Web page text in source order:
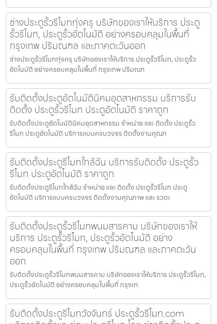
ช่างประตูรั้วรีโมททุ่งครุ บริษัทของเราให้บริการ ประตู
รั้วรีโมท, ประตูรั้วอัตโนมัติ อย่างครอบคลุมในพื้นที่
กรุงเทพ ปริมณฑล และภาคตะวันออก
ช่างประตูรั้วรีโมททุ่งครุ บริษัทของเราให้บริการ ประตูรั้วรีโมท, ประตูรั้ว
อัตโนมัติ อย่างครอบคลุมในพื้นที่ กรุงเทพ ปริมณฑ
รับติดตั้งประตูอัตโนมัตินิคมอุตสาหกรรม บริการรับ
ติดตั้ง ประตูรั้วรีโมท ประตูอัตโนมัติ ราคาถูก
รับติดตั้งประตูอัตโนมัตินิคมอุตสาหกรรม จำหน่าย และ ติดตั้ง ประตูรั้ว
รีโมท ประตูอัตโนมัติ บริการแบบครบวงจร ติดตั้งงานคุณภ
รับติดตั้งประตูรีโมทใกล้ฉัน บริการรับติดตั้ง ประตูรั้ว
รีโมท ประตูอัตโนมัติ ราคาถูก
รับติดตั้งประตูรีโมทใกล้ฉัน จำหน่าย และ ติดตั้ง ประตูรั้วรีโมท ประตู
อัตโนมัติ บริการแบบครบวงจร ติดตั้งงานคุณภาพ และ รวดเ
รับติดตั้งประตูรั้วรีโมทพนมสารคาม บริษัทของเราให้
บริการ ประตูรั้วรีโมท, ประตูรั้วอัตโนมัติ อย่าง
ครอบคลุมในพื้นที่ กรุงเทพ ปริมณฑล และภาคตะวัน
ออก
รับติดตั้งประตูรั้วรีโมทพนมสารคาม บริษัทของเราให้บริการ ประตูรั้วรีโมท,
ประตูรั้วอัตโนมัติ อย่างครอบคลุมในพื้นที่ กรุงเท
รับติดตั้งประตูรีโมทวังจันทร์ ประตูรั้วรีโมท.com